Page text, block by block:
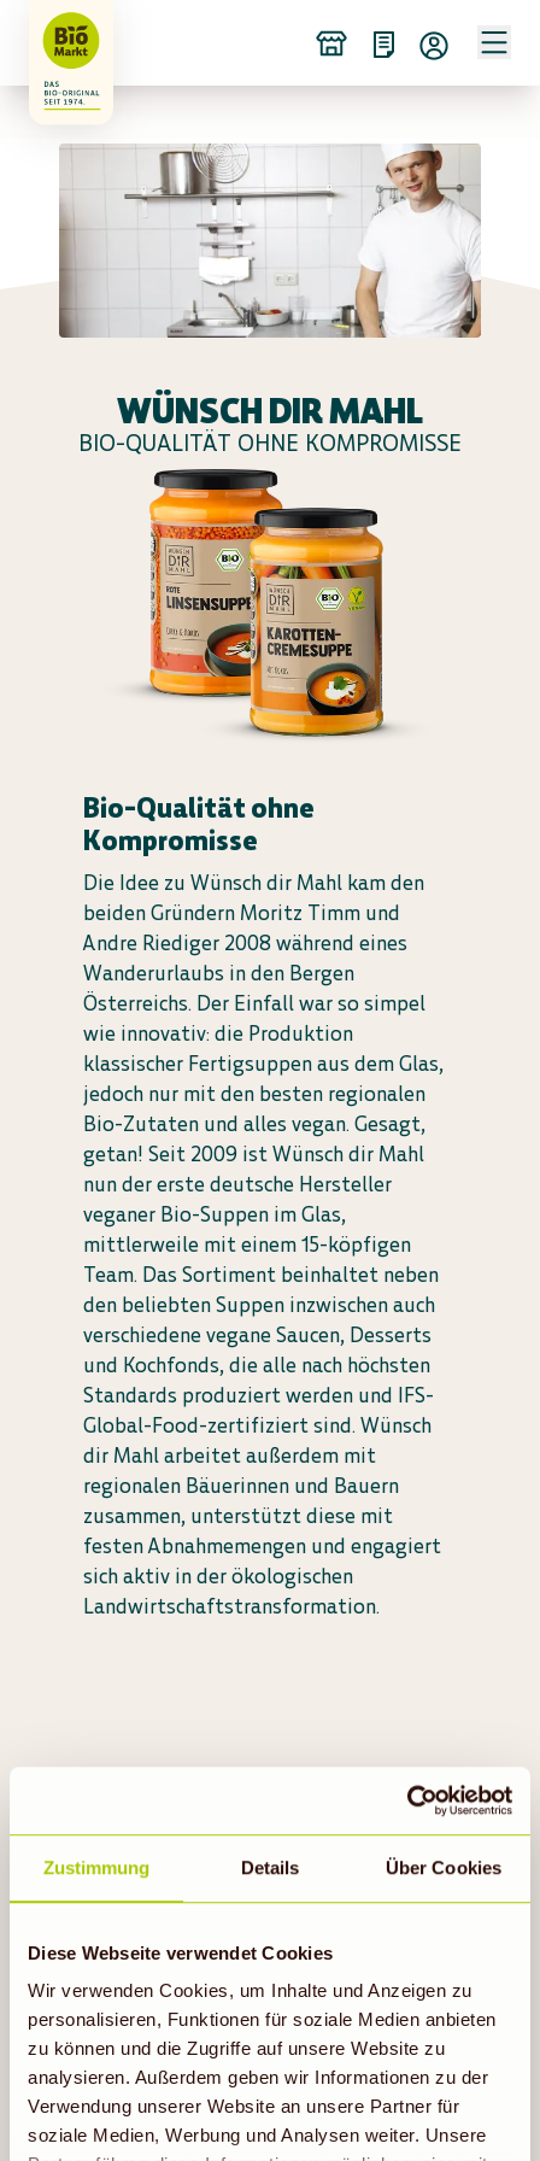
Zustimmung Details Über Cookies
Diese Webseite verwendet Cookies
Wir verwenden Cookies, um Inhalte und Anzeigen zu
personalisieren, Funktionen für soziale Medien anbieten
zu können und die Zugriffe auf unsere Website zu
analysieren. Außerdem geben wir Informationen zu der
Verwendung unserer Website an unsere Partner für
soziale Medien, Werbung und Analysen weiter. Unsere
WÜNSCH DIR MAHL
BIO-QUALITÄT OHNE KOMPROMISSE
Bio-Qualität ohne
Kompromisse
Die Idee zu Wünsch dir Mahl kam den
beiden Gründern Moritz Timm und
Andre Riediger 2008 während eines
Wanderurlaubs in den Bergen
Österreichs. Der Einfall war so simpel
wie innovativ: die Produktion
klassischer Fertigsuppen aus dem Glas,
jedoch nur mit den besten regionalen
Bio-Zutaten und alles vegan. Gesagt,
getan! Seit 2009 ist Wünsch dir Mahl
nun der erste deutsche Hersteller
veganer Bio-Suppen im Glas,
mittlerweile mit einem 15-köpfigen
Team. Das Sortiment beinhaltet neben
den beliebten Suppen inzwischen auch
verschiedene vegane Saucen, Desserts
und Kochfonds, die alle nach höchsten
Standards produziert werden und IFS-
Global-Food-zertifiziert sind. Wünsch
dir Mahl arbeitet außerdem mit
regionalen Bäuerinnen und Bauern
zusammen, unterstützt diese mit
festen Abnahmemengen und engagiert
sich aktiv in der ökologischen
Landwirtschaftstransformation.
VEGAN VON ANFANG AN